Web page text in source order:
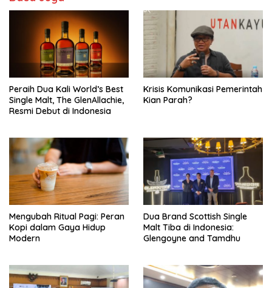
Peraih Dua Kali World’s Best
Single Malt, The GlenAllachie,
Resmi Debut di Indonesia
Krisis Komunikasi Pemerintah
Kian Parah?
Mengubah Ritual Pagi: Peran
Kopi dalam Gaya Hidup
Modern
Dua Brand Scottish Single
Malt Tiba di Indonesia:
Glengoyne and Tamdhu